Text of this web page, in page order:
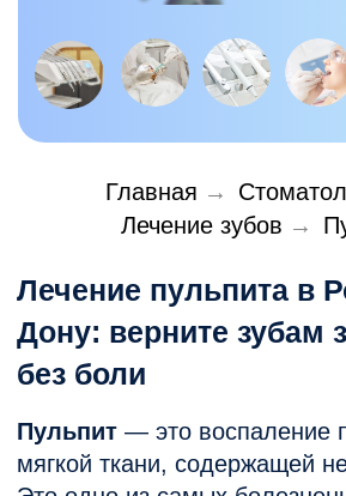
Главная →
Лечение зубов →
Пульпит— это воспаление пульпы зуба,
мягкой ткани, содержащей нервы и
Это одно из самых болезненных
стоматологических заболеваний, которое
требует немедленного лечения.
своевременной помощи пульпит может
привести к осложнениям, включая
на-Дону мы предлагаем современные и
эффективные методы лечения пульпита
для взрослых и детей.
Что такое пульпит?Пульпит развивается,
проникает внутрь зуба и вызывает
воспаление нервно-сосудистого пучка.
Основные признаки заболевания: